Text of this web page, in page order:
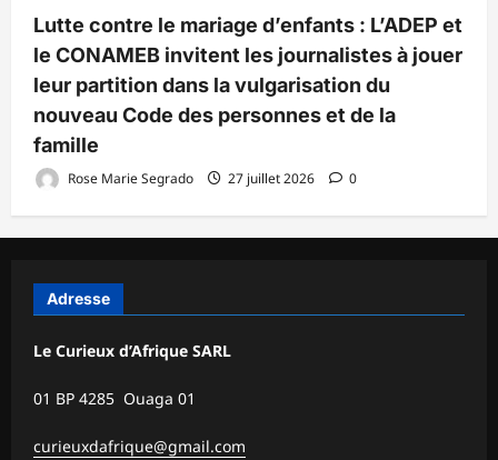
Lutte contre le mariage d’enfants : L’ADEP et
le CONAMEB invitent les journalistes à jouer
leur partition dans la vulgarisation du
nouveau Code des personnes et de la
famille
Rose Marie Segrado 27 juillet 2026 0
Adresse
Le Curieux d’Afrique SARL
01 BP 4285 Ouaga 01
curieuxdafrique@gmail.com